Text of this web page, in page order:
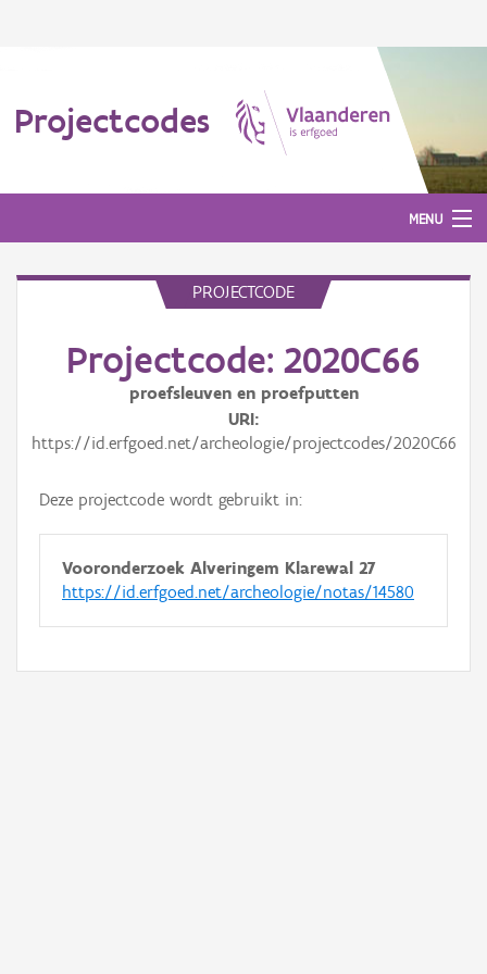
Projectcodes
MENU
PROJECTCODE
Projectcode: 2020C66
proefsleuven en proefputten
URI
https://id.erfgoed.net/archeologie/projectcodes/2020C66
Deze projectcode wordt gebruikt in:
Vooronderzoek Alveringem Klarewal 27
https://id.erfgoed.net/archeologie/notas/14580